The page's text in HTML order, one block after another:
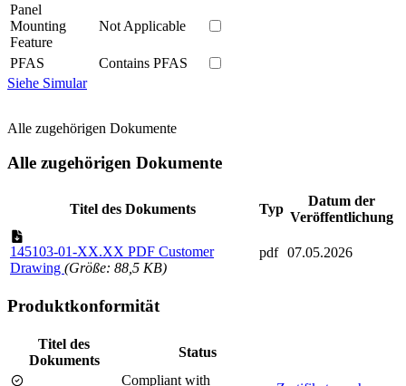
Panel
Mounting
Feature
Not Applicable
PFAS
Contains PFAS
Siehe Simular
Alle zugehörigen Dokumente
Alle zugehörigen Dokumente
Titel des Dokuments Typ
Datum der
Veröffentlichung
145103-01-XX.XX PDF Customer
Drawing (Größe: 88,5 KB)
pdf 07.05.2026
Produktkonformität
Titel des
Dokuments
Status
Compliant with